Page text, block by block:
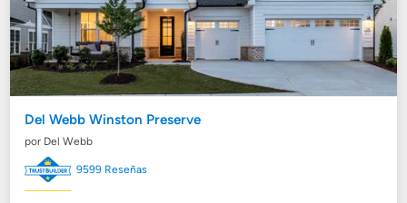
Del Webb Winston Preserve
por Del Webb
9599 Reseñas